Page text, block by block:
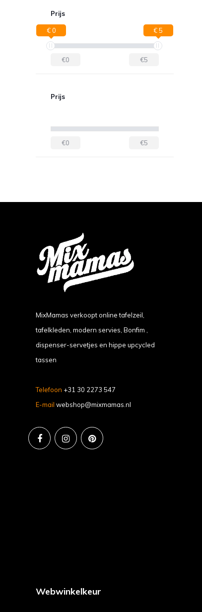
Prijs
€ 0 € 5
€0 €5
Prijs
€0 €5
MixMamas verkoopt online tafelzeil,
tafelkleden, modern servies, Bonfim ,
dispenser-servetjes en hippe upcycled
tassen
Telefoon +31 30 2273 547
E-mail webshop@mixmamas.nl
Webwinkelkeur